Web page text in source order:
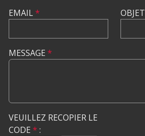
EMAIL* OBJET
MESSAGE *
VEUILLEZ RECOPIER LE
CODE * :